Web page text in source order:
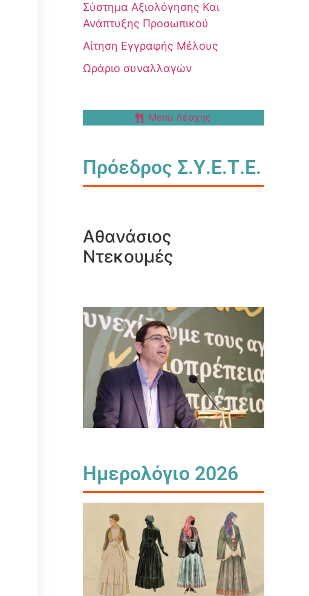
Σύστημα Αξιολόγησης Και
Ανάπτυξης Προσωπικού
Αίτηση Εγγραφής Μέλους
Ωράριο συναλλαγών
Menu Λέσχης
Πρόεδρος Σ.Υ.Ε.Τ.Ε.
Αθανάσιος
Ντεκουμές
Ημερολόγιο 2026